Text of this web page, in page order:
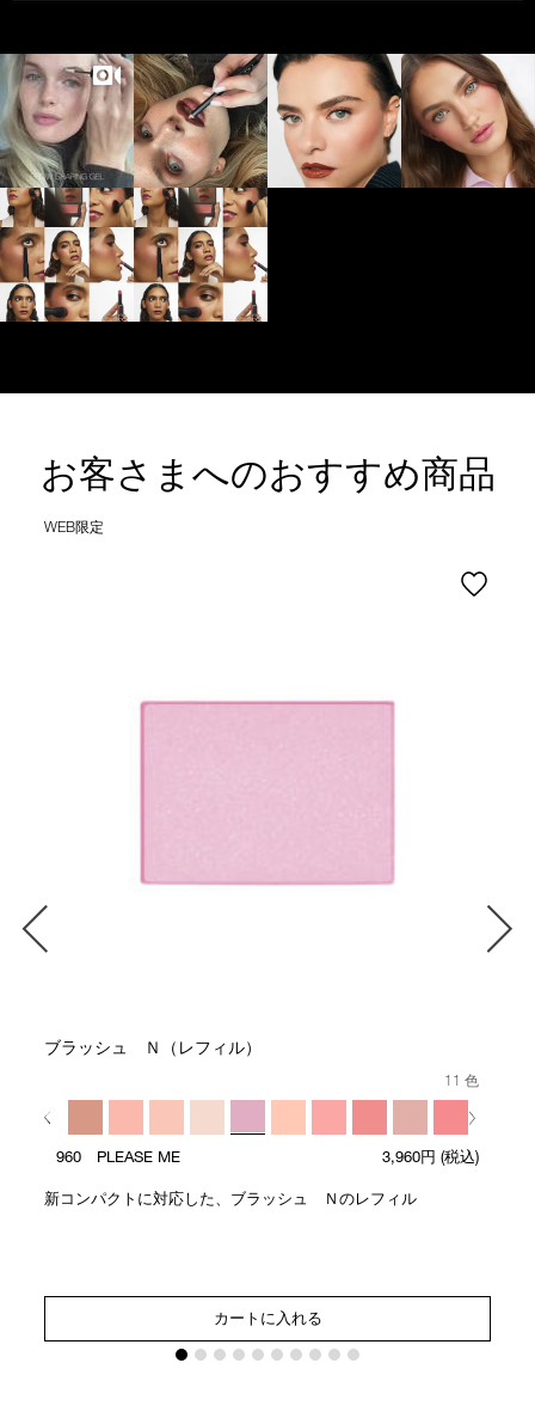
お客さまへのおすすめ商品
WEB限定
ブラッシュ Ｎ（レフィル）
11 色
960 PLEASE ME 3,960円 (税込)
新コンパクトに対応した、ブラッシュ Ｎのレフィル
カートに入れる